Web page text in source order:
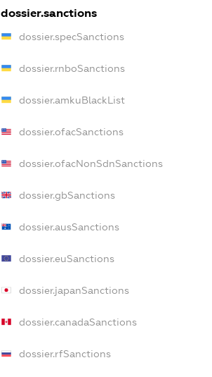
dossier.sanctions
dossier.specSanctions
dossier.rnboSanctions
dossier.amkuBlackList
dossier.ofacSanctions
dossier.ofacNonSdnSanctions
dossier.gbSanctions
dossier.ausSanctions
dossier.euSanctions
dossier.japanSanctions
dossier.canadaSanctions
dossier.rfSanctions